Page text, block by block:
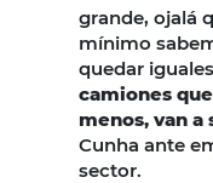
grande, ojalá
mínimo
quedar
camiones
menos, van
Cunha ante
sector.